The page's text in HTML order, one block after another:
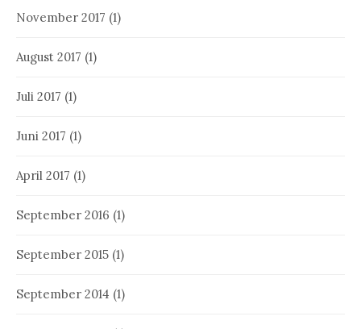
November 2017 (1)
August 2017 (1)
Juli 2017 (1)
Juni 2017 (1)
April 2017 (1)
September 2016 (1)
September 2015 (1)
September 2014 (1)